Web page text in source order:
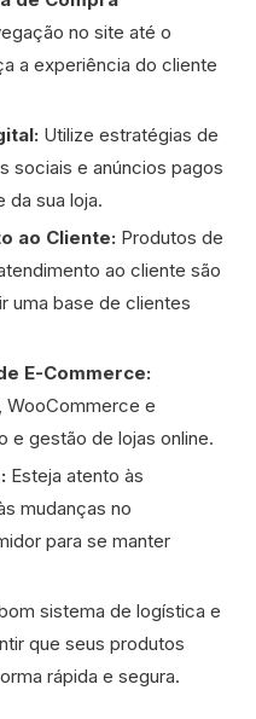
no site até o
a experiência do cliente
Utilize estratégias de
sociais e anúncios pagos
da sua loja.
ao Cliente: Produtos de
ao cliente são
uma base de clientes
E-Commerce:
WooCommerce e
e gestão de lojas online.
Esteja atento às
mudanças no
para se manter
sistema de logística e
que seus produtos
rápida e segura.